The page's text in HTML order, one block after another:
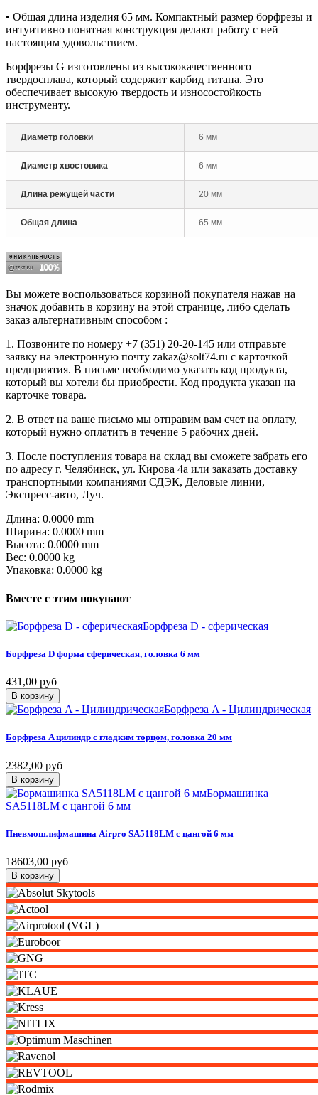
• Общая длина изделия 65 мм. Компактный размер борфрезы и
интуитивно понятная конструкция делают работу с ней
настоящим удовольствием.
Борфрезы G изготовлены из высококачественного
твердосплава, который содержит карбид титана. Это
обеспечивает высокую твердость и износостойкость
инструменту.
Диаметр головки 6 мм
Диаметр хвостовика 6 мм
Длина режущей части 20 мм
Общая длина 65 мм
Вы можете воспользоваться корзиной покупателя нажав на
значок добавить в корзину на этой странице, либо сделать
заказ альтернативным способом :
1. Позвоните по номеру +7 (351) 20-20-145 или отправьте
заявку на электронную почту zakaz@solt74.ru с карточкой
предприятия. В письме необходимо указать код продукта,
который вы хотели бы приобрести. Код продукта указан на
карточке товара.
2. В ответ на ваше письмо мы отправим вам счет на оплату,
который нужно оплатить в течение 5 рабочих дней.
3. После поступления товара на склад вы сможете забрать его
по адресу г. Челябинск, ул. Кирова 4а или заказать доставку
транспортными компаниями СДЭК, Деловые линии,
Экспресс-авто, Луч.
Длина: 0.0000 mm
Ширина: 0.0000 mm
Высота: 0.0000 mm
Вес: 0.0000 kg
Упаковка: 0.0000 kg
Вместе с этим покупают
Борфреза D - сферическая
Борфреза D форма сферическая, головка 6 мм
431,00 руб
В корзину
Борфреза A - Цилиндрическая
Борфреза A цилиндр с гладким торцом, головка 20 мм
2382,00 руб
В корзину
Бормашинка
SA5118LM с цангой 6 мм
Пневмошлифмашина Airpro SA5118LM с цангой 6 мм
18603,00 руб
В корзину